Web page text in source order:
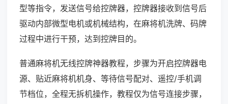
型等指令，发送信号给控牌器，控牌器接收到信号后
驱动内部微型电机或机械结构，在麻将机洗牌、码牌
过程中进行干预，达到控牌目的。
普通麻将机无线控牌神器教程，步骤为开启控牌器电
源、贴近麻将机机身、等待信号配对、遥控/手机调
节档位，全程无拆机操作，教程仅为信号连接步骤，